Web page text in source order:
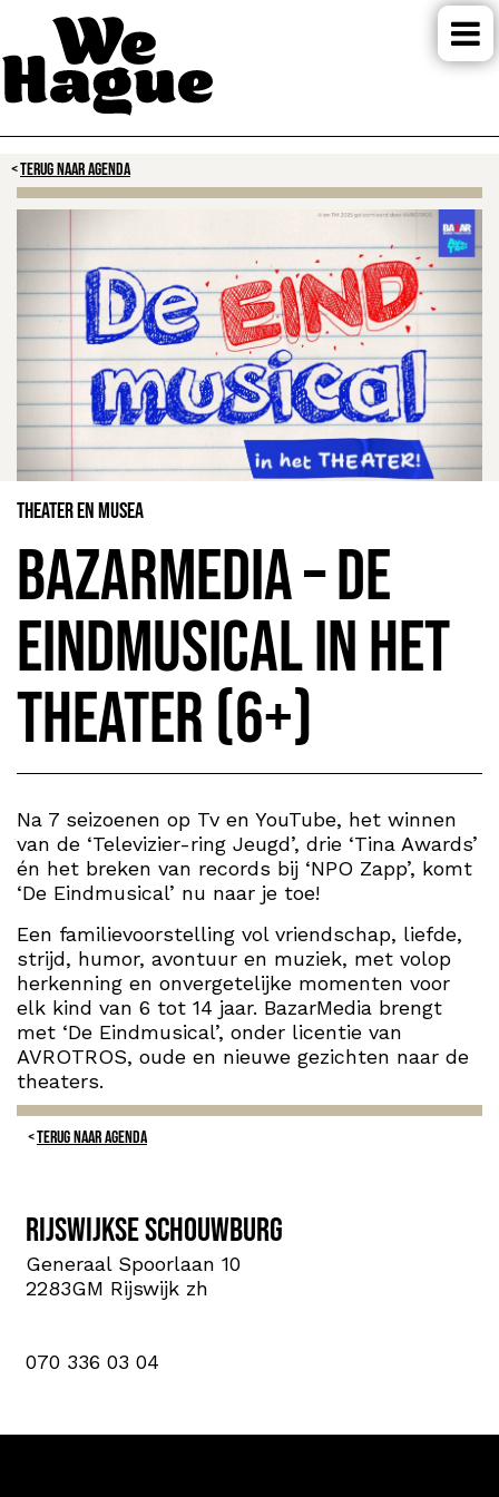
TERUG NAAR AGENDA
Theater en Musea
BazarMedia – De
Eindmusical in het
theater (6+)
Na 7 seizoenen op Tv en YouTube, het winnen
van de ‘Televizier-ring Jeugd’, drie ‘Tina Awards’
én het breken van records bij ‘NPO Zapp’, komt
‘De Eindmusical’ nu naar je toe!
Een familievoorstelling vol vriendschap, liefde,
strijd, humor, avontuur en muziek, met volop
herkenning en onvergetelijke momenten voor
elk kind van 6 tot 14 jaar. BazarMedia brengt
met ‘De Eindmusical’, onder licentie van
AVROTROS, oude en nieuwe gezichten naar de
theaters.
TERUG NAAR AGENDA
Rijswijkse Schouwburg
Generaal Spoorlaan 10
2283GM Rijswijk zh
070 336 03 04